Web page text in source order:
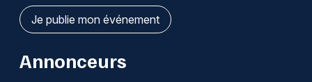
Je publie mon événement
Annonceurs